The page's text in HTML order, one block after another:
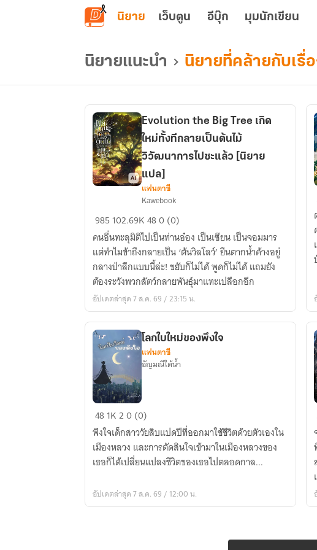
ข้ามไปยังเนื้อหาหลัก
นิยาย เว็บตูน อีบุ๊ก มุมนักเขียน
นิยายแนะนำ นิยายที่คล้ายกับเรื่
Big
Tree
เกิด
ใหม่
ทั้งที
กลาย
เป็นต้น
ไม้
วิวัฒนาการ
ซะ
แล้ว
[นิยาย
แปล]
Evolution the Big Tree เกิด
ใหม่ทั้งทีกลายเป็นต้นไม้
วิวัฒนาการไปซะแล้ว [นิยาย
แปล]
แฟนตาซี
Kawebook
985 102.69K480 (0)
คนอื่นทะลุมิติไปเป็นท่านอ๋อง เป็นเซียน เป็นจอมมาร
แต่ทำไมข้าถึงกลายเป็น ‘ต้นวิลโลว์’ ยืนตากน้ำค้างอยู่
กลางป่าลึกแบบนี้ล่ะ! ขยับก็ไม่ได้ พูดก็ไม่ได้ แถมยัง
ต้องระวังพวกสัตว์กลายพันธุ์มาแทะเปลือกอีก
อัปเดตล่าสุด 7 ส.ค. 69 / 23:15 น.
โลก
ใบ
ใหม่
ของ
พึงใจ
โลกใบใหม่ของพึงใจ
แฟนตาซี
อัญมณีใต้น้ำ
481K20 (0)
พึงใจเด็กสาววัยสิบแปดปีที่ออกมาใช้ชีวิตด้วยตัวเองใน
เมืองหลวง และการตัดสินใจเข้ามาในเมืองหลวงของ
เธอก็ได้เปลี่ยนแปลงชีวิตของเธอไปตลอดกาล...
อัปเดตล่าสุด 7 ส.ค. 69 / 12:00 น.